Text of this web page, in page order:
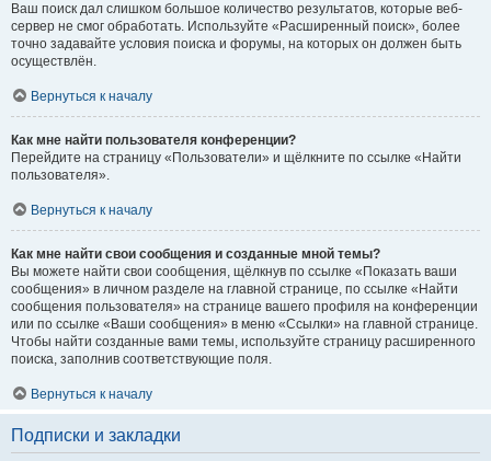
Ваш поиск дал слишком большое количество результатов, которые веб-
сервер не смог обработать. Используйте «Расширенный поиск», более
точно задавайте условия поиска и форумы, на которых он должен быть
осуществлён.
Вернуться к началу
Как мне найти пользователя конференции?
Перейдите на страницу «Пользователи» и щёлкните по ссылке «Найти
пользователя».
Вернуться к началу
Как мне найти свои сообщения и созданные мной темы?
Вы можете найти свои сообщения, щёлкнув по ссылке «Показать ваши
сообщения» в личном разделе на главной странице, по ссылке «Найти
сообщения пользователя» на странице вашего профиля на конференции
или по ссылке «Ваши сообщения» в меню «Ссылки» на главной странице.
Чтобы найти созданные вами темы, используйте страницу расширенного
поиска, заполнив соответствующие поля.
Вернуться к началу
Подписки и закладки